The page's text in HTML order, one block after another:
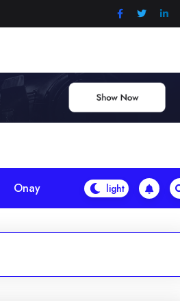
Onay